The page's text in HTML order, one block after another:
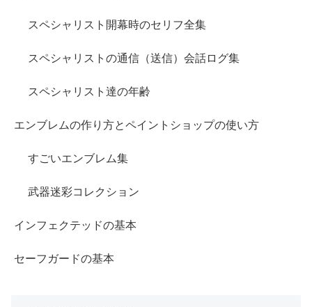
スペシャリスト開幕時のセリフ全集
スペシャリストの通信（送信）会話ログ集
スペシャリスト達の年齢
エンブレムの作り方とペイントショップの使い方
すごいエンブレム集
武器迷彩コレクション
インフェクテッドの基本
セーフガードの基本